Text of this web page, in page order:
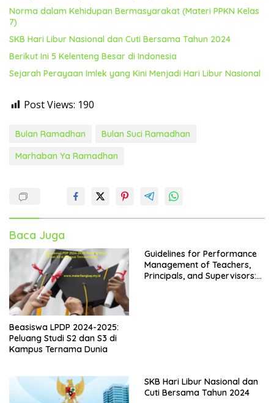
Norma dalam Kehidupan Bermasyarakat (Materi PPKN Kelas
7)
SKB Hari Libur Nasional dan Cuti Bersama Tahun 2024
Berikut Ini 5 Kelenteng Besar di Indonesia
Sejarah Perayaan Imlek yang Kini Menjadi Hari Libur Nasional
Post Views: 190
Bulan Ramadhan
Bulan Suci Ramadhan
Marhaban Ya Ramadhan
Baca Juga
Beasiswa LPDP 2024-2025:
Peluang Studi S2 dan S3 di
Kampus Ternama Dunia
Guidelines for Performance
Management of Teachers,
Principals, and Supervisors:
SKB Hari Libur Nasional dan
Cuti Bersama Tahun 2024